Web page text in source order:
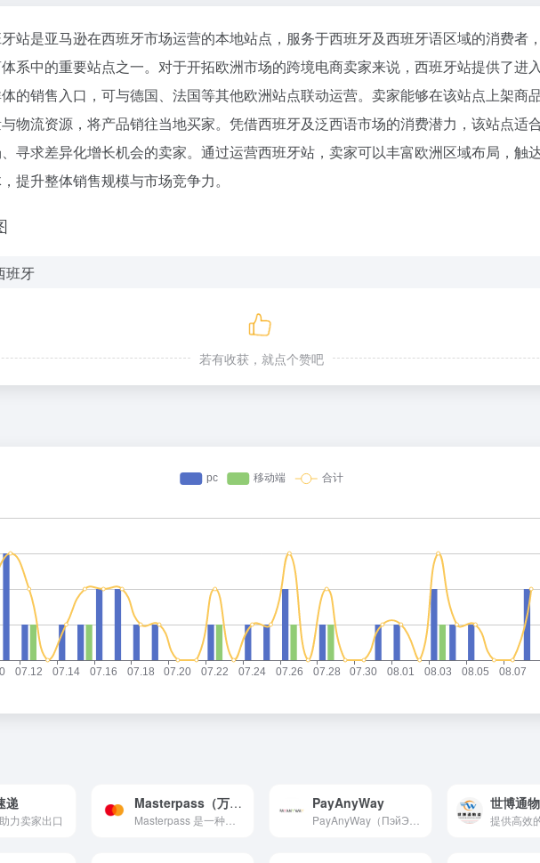
站是亚马逊在西班牙市场运营的本地站点，服务于西班牙及西班牙语区域的消费者
系中的重要站点之一。对于开拓欧洲市场的跨境电商卖家来说，西班牙站提供了进
的销售入口，可与德国、法国等其他欧洲站点联动运营。卖家能够在该站点上架商
物流资源，将产品销往当地买家。凭借西班牙及泛西语市场的消费潜力，该站点适
寻求差异化增长机会的卖家。通过运营西班牙站，卖家可以丰富欧洲区域布局，触
提升整体销售规模与市场竞争力。
若有收获，就点个赞吧
递
力卖家出口
Masterpass（万事通） PayAnyWay 世博通